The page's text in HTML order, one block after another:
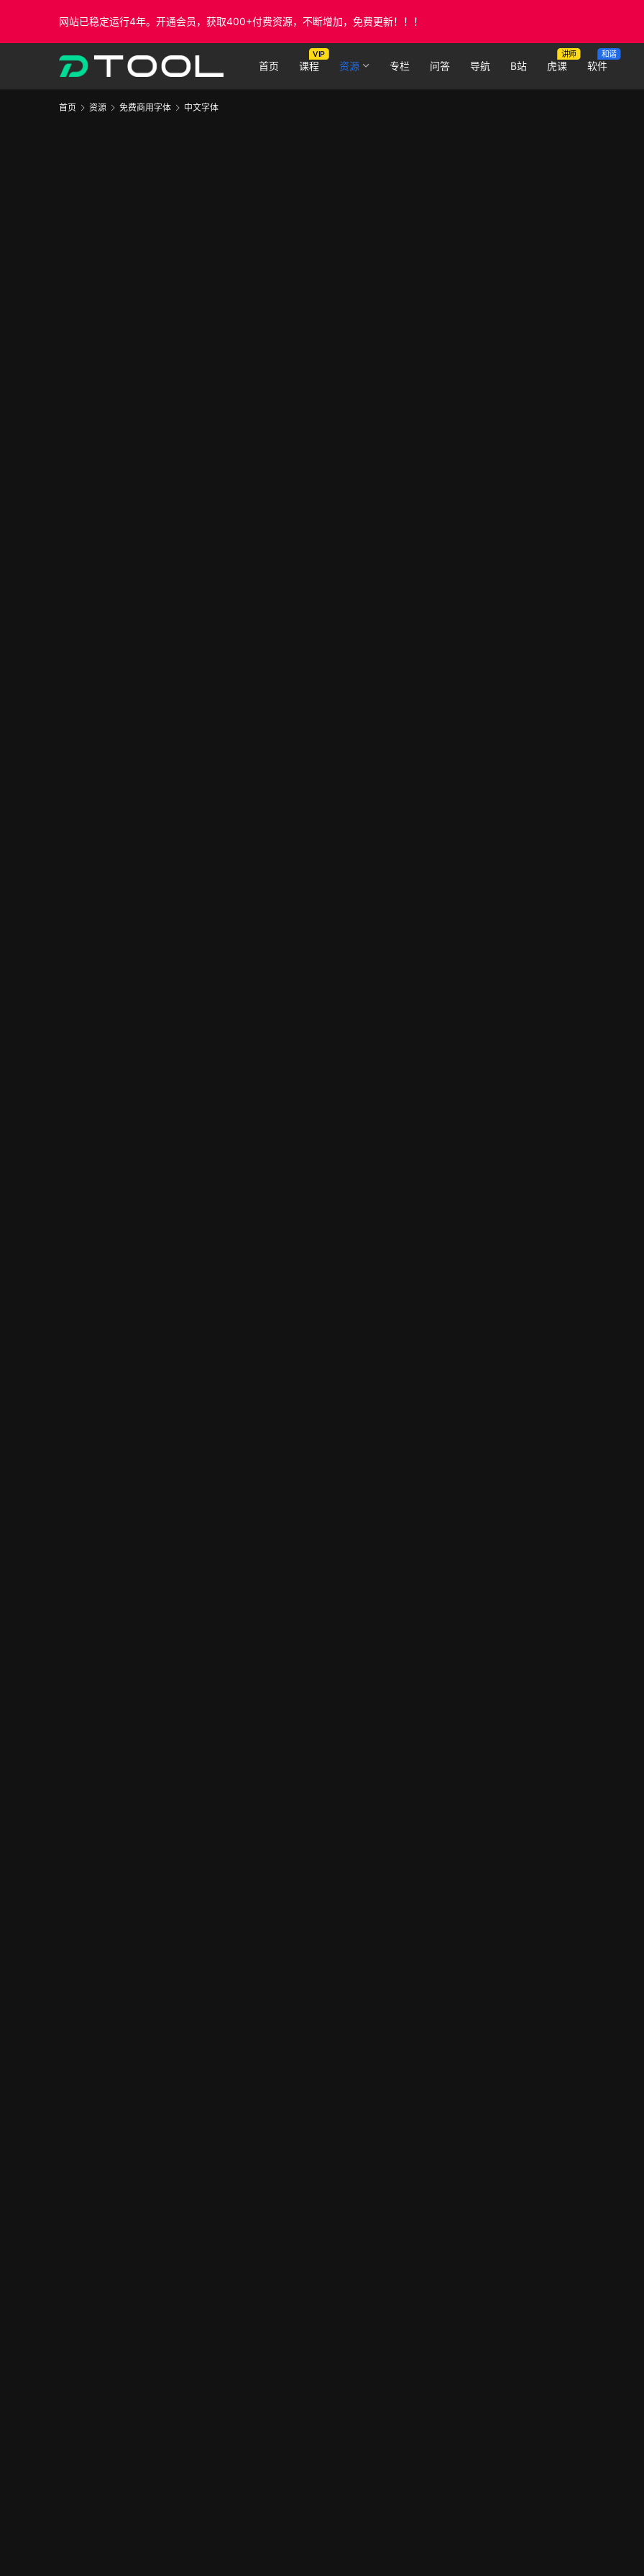
网站已稳定运行4年。开通会员，获取400+付费资源，不断增加，免费更新！！！
首页 课程
VIP
资源 专栏 问答 导航 B站 虎课
讲师
软件
和谐
首页 资源 免费商用字体 中文字体